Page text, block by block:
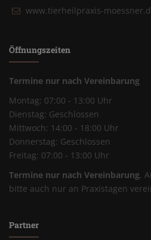
www.tierheilpraxis-
Öffnungszeiten
Termine nur nach Vereinbarung
Montag: 07:00 - 13:00 Uhr
Dienstag: Geschlossen
Mittwoch: 14:00 - 18:00 Uhr
Donnerstag: Geschlossen
Freitag: 07:00 - 13:00 Uhr
Termine nur nach Vereinbarung.
bitte auch nur an Praxistagen
Partner